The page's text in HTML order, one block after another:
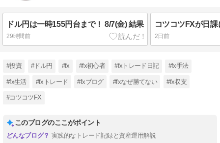
ドル円は一時155円台まで！ 8/7(金) 結果
29時間前 2日前
#投資 #ドル円 #fx #fx初心者 #fxトレード日記 #fx手法
#fx生活 #fxトレード #fxブログ #fxなぜ勝てない #fx収支
#コツコツFX
このブログのここがポイント
実践的なトレード記録と資産運用解説